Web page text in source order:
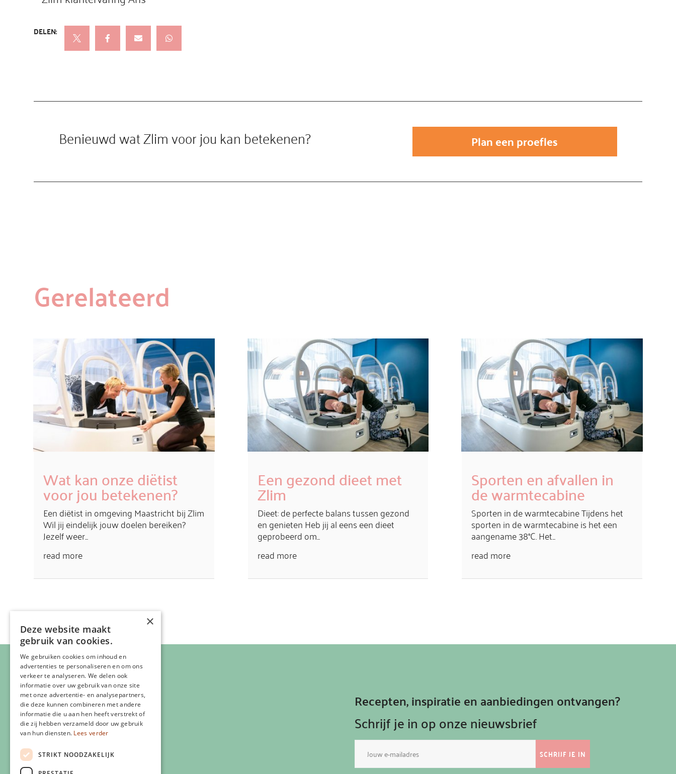

Benieuwd wat Zlim voor jou kan betekenen? Plan een proefles
Gerelateerd
Wat kan onze diëtist
voor jou betekenen?
Een diëtist in omgeving Maastricht bij Zlim
Wil jij eindelijk jouw doelen bereiken?
Jezelf weer...
read more
Een gezond dieet met
Zlim
Dieet: de perfecte balans tussen gezond
en genieten Heb jij al eens een dieet
geprobeerd om...
read more
Sporten en afvallen in
de warmtecabine
Sporten in de warmtecabine Tijdens het
sporten in de warmtecabine is het een
aangename 38°C. Het...
read more
Eigen Zlim vestiging starten
Recepten, inspiratie en aanbiedingen ontvangen?
Schrijf je in op onze nieuwsbrief
E-
mailadres
×
Deze website maakt
gebruik van cookies.
We gebruiken cookies om inhoud en
advertenties te personaliseren en om ons
verkeer te analyseren. We delen ook
informatie over uw gebruik van onze site
met onze advertentie- en analysepartners,
die deze kunnen combineren met andere
informatie die u aan hen heeft verstrekt of
die zij hebben verzameld door uw gebruik
van hun diensten. Lees verder
STRIKT NOODZAKELIJK